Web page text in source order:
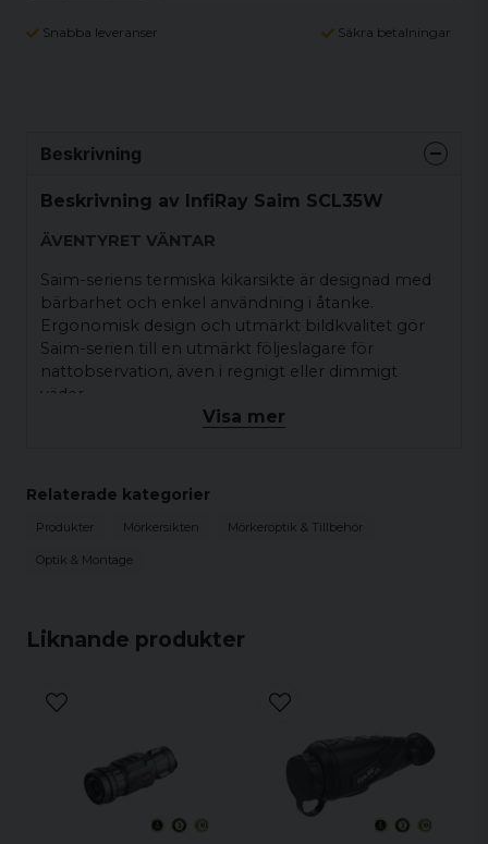
Snabba leveranser Säkra betalningar
Liknande produkter
Beskrivning
Beskrivning av InfiRay Saim SCL35W
ÄVENTYRET VÄNTAR
Saim-seriens termiska kikarsikte är designad med
bärbarhet och enkel användning i åtanke.
Ergonomisk design och utmärkt bildkvalitet gör
Saim-serien till en utmärkt följeslagare för
nattobservation, även i regnigt eller dimmigt
väder.
Visa mer
Relaterade kategorier
Produkter Mörkersikten Mörkeroptik & Tillbehör
Optik & Montage